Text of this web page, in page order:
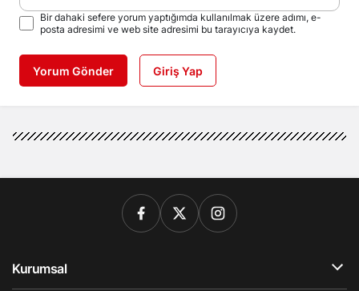
Bir dahaki sefere yorum yaptığımda kullanılmak üzere adımı, e-
posta adresimi ve web site adresimi bu tarayıcıya kaydet.
Yorum Gönder Giriş Yap
Kurumsal